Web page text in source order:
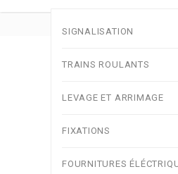
SIGNALISATION
TRAINS ROULANTS
LEVAGE ET ARRIMAGE
FIXATIONS
FOURNITURES
Signalisation
Levage et arrimage